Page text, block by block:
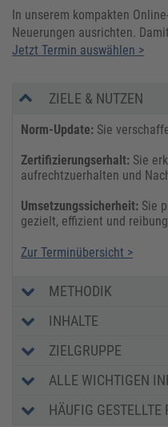
In unserem kompakten
Neuerungen ausrichten.
Jetzt Termin auswählen >
ZIELE & NUTZEN
​​​Norm-Update: Sie
​​Zertifizierungserhalt: Sie
aufrechtzuerhalten und
​​Umsetzungssicherheit: Sie
gezielt, effizient und
Zur Terminübersicht >
METHODIK
INHALTE
ZIELGRUPPE
ALLE WICHTIGEN
HÄUFIG GESTELLTE